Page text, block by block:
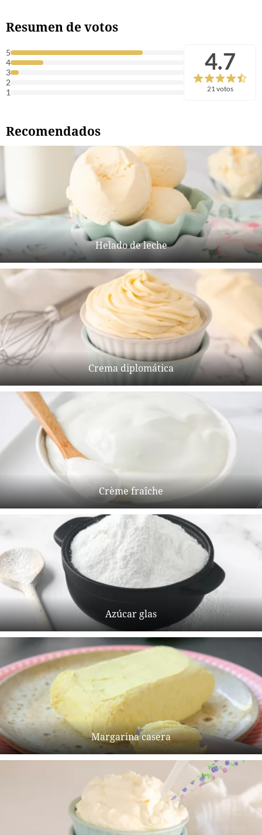
Resumen de votos
5
4
3
2
1
4.7
21 votos
Recomendados
Helado de leche
Crema diplomática
Crème fraîche
Azúcar glas
Margarina casera